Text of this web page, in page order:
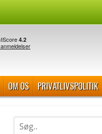
OM OS PRIVATLIVSPOLITIK
Søg